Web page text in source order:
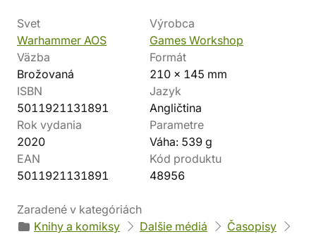
Svet
Warhammer AOS
Výrobca
Games Workshop
Väzba
Brožovaná
Formát
210 x 145 mm
ISBN
5011921131891
Jazyk
Angličtina
Rok vydania
2020
Parametre
Váha: 539 g
EAN
5011921131891
Kód produktu
48956
Zaradené v kategóriách
Knihy a komiksy
Dalšie médiá
Časopisy